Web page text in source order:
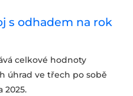
s odhadem na rok
celkové hodnoty
úhrad ve třech po sobě
2025.